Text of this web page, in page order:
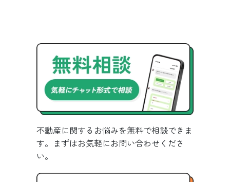
不動産に関するお悩みを無料で相談できま
す。まずはお気軽にお問い合わせくださ
い。